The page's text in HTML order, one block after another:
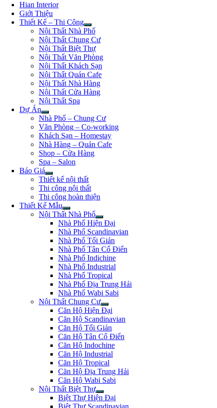
Hian Interior
Giới Thiệu
Thiết Kế – Thi Công
Nội Thất Nhà Phố
Nội Thất Chung Cư
Nội Thất Biệt Thự
Nội Thất Văn Phòng
Nội Thất Khách Sạn
Nội Thất Quán Cafe
Nội Thất Nhà Hàng
Nội Thất Cửa Hàng
Nội Thất Spa
Dự Án
Nhà Phố – Chung Cư
Văn Phòng – Co-working
Khách Sạn – Homestay
Nhà Hàng – Quán Cafe
Shop – Cửa Hàng
Spa – Salon
Báo Giá
Thiết kế nội thất
Thi công nội thất
Thi công hoàn thiện
Thiết Kế Mẫu
Nội Thất Nhà Phố
Nhà Phố Hiện Đại
Nhà Phố Scandinavian
Nhà Phố Tối Giản
Nhà Phố Tân Cổ Điển
Nhà Phố Indichine
Nhà Phố Industrial
Nhà Phố Tropical
Nhà Phố Địa Trung Hải
Nhà Phố Wabi Sabi
Nội Thất Chung Cư
Căn Hộ Hiện Đại
Căn Hộ Scandinavian
Căn Hộ Tối Giản
Căn Hộ Tân Cổ Điển
Căn Hộ Indochine
Căn Hộ Industrial
Căn Hộ Tropical
Căn Hộ Địa Trung Hải
Căn Hộ Wabi Sabi
Nội Thất Biệt Thự
Biệt Thự Hiện Đại